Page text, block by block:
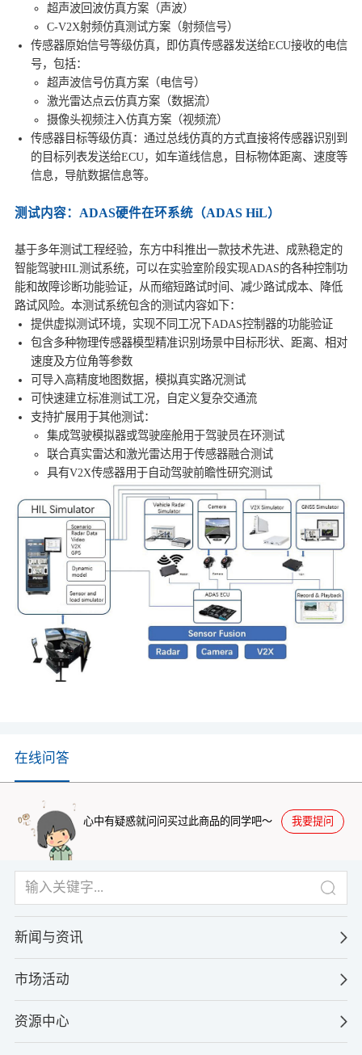
超声波回波仿真方案（声波）
C-V2X射频仿真测试方案（射频信号）
传感器原始信号等级仿真，即仿真传感器发送给ECU接收的电信
号，包括：
超声波信号仿真方案（电信号）
激光雷达点云仿真方案（数据流）
摄像头视频注入仿真方案（视频流）
传感器目标等级仿真：通过总线仿真的方式直接将传感器识别到
的目标列表发送给ECU，如车道线信息，目标物体距离、速度等
信息，导航数据信息等。
测试内容：ADAS硬件在环系统（ADAS HiL）
基于多年测试工程经验，东方中科推出一款技术先进、成熟稳定的
智能驾驶HIL测试系统，可以在实验室阶段实现ADAS的各种控制功
能和故障诊断功能验证，从而缩短路试时间、减少路试成本、降低
路试风险。本测试系统包含的测试内容如下：
提供虚拟测试环境，实现不同工况下ADAS控制器的功能验证
包含多种物理传感器模型精准识别场景中目标形状、距离、相对
速度及方位角等参数
可导入高精度地图数据，模拟真实路况测试
可快速建立标准测试工况，自定义复杂交通流
支持扩展用于其他测试：
集成驾驶模拟器或驾驶座舱用于驾驶员在环测试
联合真实雷达和激光雷达用于传感器融合测试
具有V2X传感器用于自动驾驶前瞻性研究测试
在线问答
心中有疑惑就问问买过此商品的同学吧～ 我要提问
新闻与资讯
市场活动
资源中心